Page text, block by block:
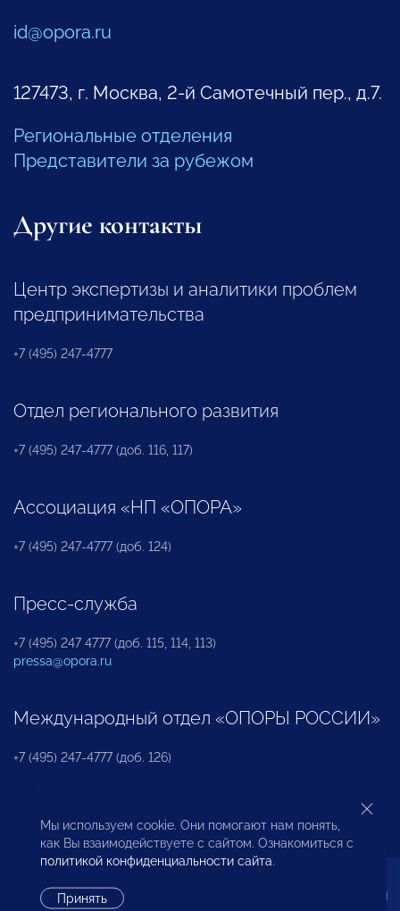
id@opora.ru
127473, г. Москва, 2-й Самотечный пер., д.7.
Региональные отделения
Представители за рубежом
Другие контакты
Центр экспертизы и аналитики проблем
предпринимательства
+7 (495) 247-4777
Отдел регионального развития
+7 (495) 247-4777 (доб. 116, 117)
Ассоциация «НП «ОПОРА»
+7 (495) 247-4777 (доб. 124)
Пресс-служба
+7 (495) 247 4777 (доб. 115, 114, 113)
pressa@opora.ru
Международный отдел «ОПОРЫ РОССИИ»
+7 (495) 247-4777 (доб. 126)
Бюро по защите прав предпринимателей и
инвесторов
Мы используем cookie. Они помогают нам понять,
как Вы взаимодействуете с сайтом. Ознакомиться с
политикой конфиденциальности сайта.
Принять